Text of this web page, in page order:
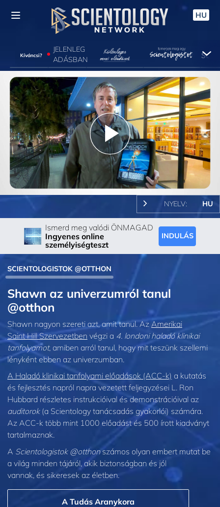
HU
Kíváncsi?
JELENLEG
ADÁSBAN
Play
Video
NYELV: HU
Ismerd meg valódi ÖNMAGAD
Ingyenes online
személyiségteszt
INDULÁS
SCIENTOLOGISTOK @OTTHON
Shawn az univerzumról tanul
@otthon
Shawn nagyon szereti azt, amit tanul. Az Amerikai
Saint Hill Szervezetben végzi a 4. londoni haladó klinikai
tanfolyamot, amiben arról tanul, hogy mit teszünk szellemi
lényként ebben az univerzumban.
A Haladó klinikai tanfolyami előadások (ACC-k) a kutatás
és fejlesztés napról napra vezetett feljegyzései L. Ron
Hubbard részletes instrukcióival és demonstrációival az
auditorok(a Scientology tanácsadás gyakorlói) számára.
Az ACC-k több mint 1000 előadást és 500 írott kiadványt
tartalmaznak.
A Scientologistok @otthonszámos olyan embert mutat be
a világ minden tájáról, akik biztonságban és jól
vannak, és sikeresek az életben.
A Tudás Aranykora